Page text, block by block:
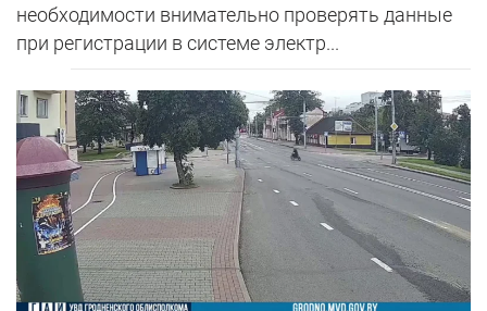
необходимости внимательно проверять данные
при регистрации в системе электр...